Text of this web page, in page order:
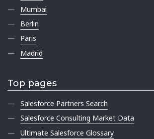
Mumbai
Berlin
Paris
Madrid
Top pages
Salesforce Partners Search
Salesforce Consulting Market Data
Ultimate Salesforce Glossary